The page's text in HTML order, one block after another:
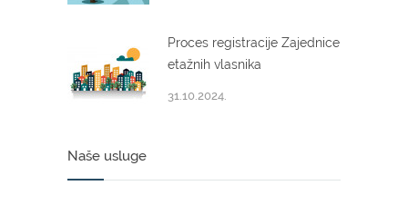
Proces registracije Zajednice
etažnih vlasnika
31.10.2024.
Naše usluge